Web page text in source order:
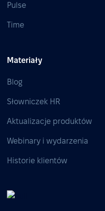
Pulse
Time
Materiały
Blog
Słowniczek HR
Aktualizacje produktów
Webinary i wydarzenia
Historie klientów